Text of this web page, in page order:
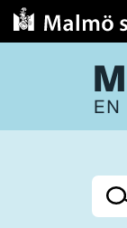
Sök